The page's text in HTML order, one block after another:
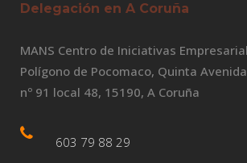
Delegación en A Coruña
MANS Centro de Iniciativas
Polígono de Pocomaco, Quinta
nº 91 local 48, 15190, A Coruña
603 79 88 29